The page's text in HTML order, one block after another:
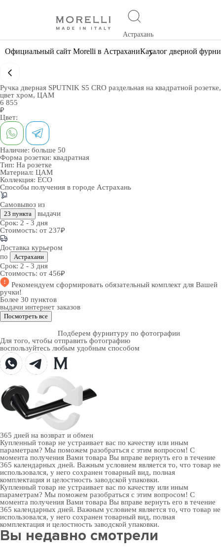
Астрахань
Официальный сайт Morelli в АстраханиКаталог дверной
Ручка дверная SPUTNIK S5 CRO раздельная на квадратной розетке,
цвет хром, ЦАМ
6 855
₽
Цвет:
Наличие: больше 50
Форма розетки: квадратная
Тип: На розетке
Материал: ЦАМ
Коллекция: ECO
Способы получения в городе Астрахань
Самовывоз из
23 пункта
выдачи
Срок: 2 - 3 дня
Стоимость: от 237₽
Доставка курьером
по
Астрахани
Срок: 2 - 3 дня
Стоимость: от 456₽
Рекомендуем сформировать обязательный комплект для Вашей
ручки!
Более 30 пунктов
выдачи интернет заказов
Посмотреть все
Подберем фурнитуру по фотографии
Для того, чтобы отправить фотографию
воспользуйтесь любым удобным способом
365 дней на возврат и обмен
Купленный товар не устраивает вас по качеству или иным
параметрам? Мы поможем разобраться с этим вопросом! С
момента получения Вами товара Вы вправе вернуть его в течение
365 календарных дней. Важным условием является то, что товар не
использовался, у него сохранен товарный вид, полная
комплектация и целостность заводской упаковки.
Купленный товар не устраивает вас по качеству или иным
параметрам? Мы поможем разобраться с этим вопросом! С
момента получения Вами товара Вы вправе вернуть его в течение
365 календарных дней. Важным условием является то, что товар не
использовался, у него сохранен товарный вид, полная
комплектация и целостность заводской упаковки.
Вы недавно смотрели